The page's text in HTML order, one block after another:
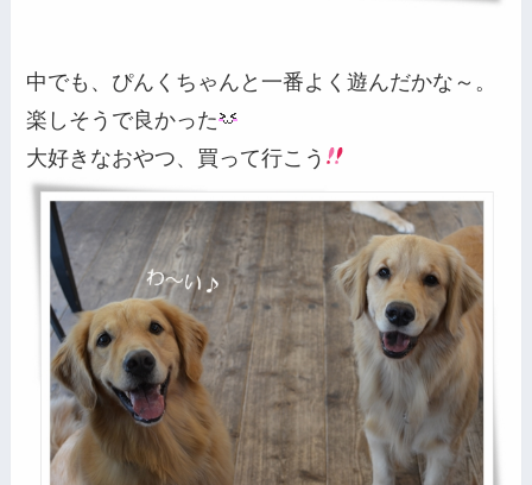
中でも、ぴんくちゃんと一番よく遊んだかな～。
楽しそうで良かった
大好きなおやつ、買って行こう